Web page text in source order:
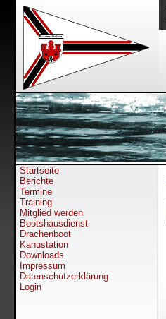
Startseite
Berichte
Termine
Training
Mitglied werden
Bootshausdienst
Drachenboot
Kanustation
Downloads
Impressum
Datenschutzerklärung
Login